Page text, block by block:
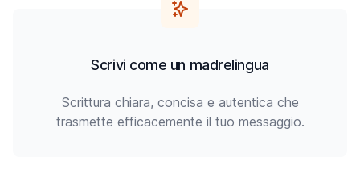
Scrivi come un madrelingua
Scrittura chiara, concisa e autentica che
trasmette efficacemente il tuo messaggio.